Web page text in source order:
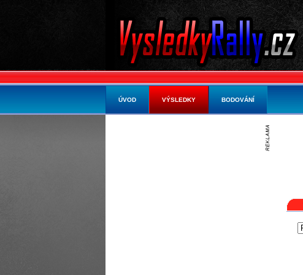
ÚVOD VÝSLEDKY BODOVÁNÍ